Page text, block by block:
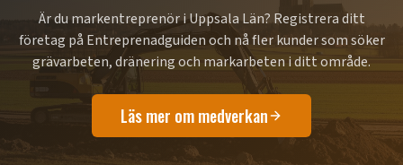
Är du markentreprenör iUppsala Län? Registrera ditt
företag på Entreprenadguiden och nå fler kunder som söker
grävarbeten, dränering och markarbeten i ditt område.
Läs mer om medverkan